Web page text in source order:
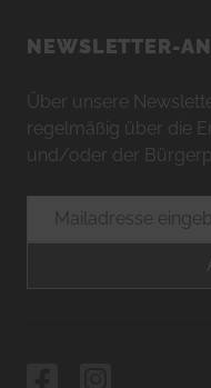
NEWSLETTER-
Über unsere
regelmäßig über die
und/oder der
E-Mailadresse